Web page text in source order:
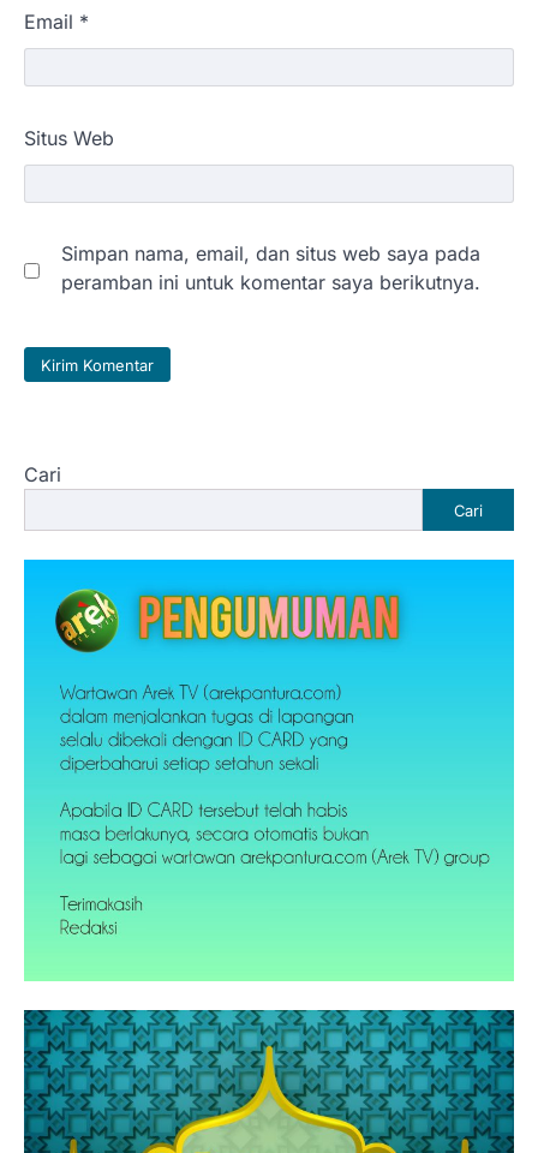
Email *
Situs Web
Simpan nama, email, dan situs web saya pada
peramban ini untuk komentar saya berikutnya.
Cari
Cari